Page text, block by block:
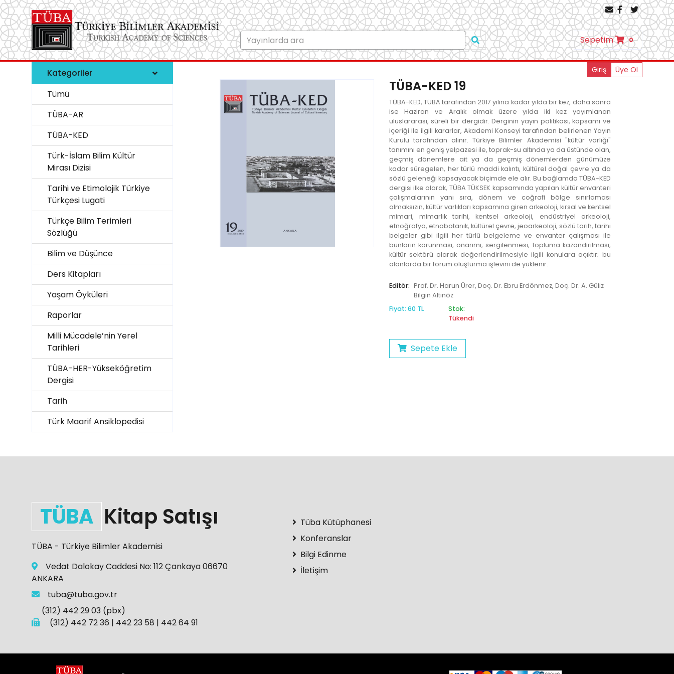
Sepetim 0
Kategoriler
Tümü
TÜBA-AR
TÜBA-KED
Türk-İslam Bilim Kültür
Mirası Dizisi
Tarihi ve Etimolojik Türkiye
Türkçesi Lugati
Türkçe Bilim Terimleri
Sözlüğü
Bilim ve Düşünce
Ders Kitapları
Yaşam Öyküleri
Raporlar
Milli Mücadele’nin Yerel
Tarihleri
TÜBA-HER-Yükseköğretim
Dergisi
Tarih
Türk Maarif Ansiklopedisi
Giriş Üye Ol
TÜBA-KED 19
TÜBA-KED, TÜBA tarafından 2017 yılına kadar yılda bir kez, daha sonra
ise Haziran ve Aralık olmak üzere yılda iki kez yayımlanan
uluslararası, süreli bir dergidir. Derginin yayın politikası, kapsamı ve
içeriği ile ilgili kararlar, Akademi Konseyi tarafından belirlenen Yayın
Kurulu tarafından alınır. Türkiye Bilimler Akademisi "kültür varlığı"
tanımını en geniş yelpazesi ile, toprak-su altında ya da üstünde olan,
geçmiş dönemlere ait ya da geçmiş dönemlerden günümüze
kadar süregelen, her türlü maddi kalıntı, kültürel doğal çevre ya da
sözlü geleneği kapsayacak biçimde ele alır. Bu bağlamda TÜBA-KED
dergisi ilke olarak, TÜBA TÜKSEK kapsamında yapılan kültür envanteri
çalışmalarının yanı sıra, dönem ve coğrafi bölge sınırlaması
olmaksızın, kültür varlıkları kapsamına giren arkeoloji, kırsal ve kentsel
mimari, mimarlık tarihi, kentsel arkeoloji, endüstriyel arkeoloji,
etnoğrafya, etnobotanik, kültürel çevre, jeoarkeoloji, sözlü tarih, tarihi
belgeler gibi ilgili her türlü belgeleme ve envanter çalışması ile
bunların korunması, onarımı, sergilenmesi, topluma kazandırılması,
kültür sektörü olarak değerlendirilmesiyle ilgili konulara açıktır; bu
alanlarda bir forum oluşturma işlevini de yüklenir.
Editör: Prof. Dr. Harun Ürer, Doç. Dr. Ebru Erdönmez, Doç. Dr. A. Güliz
Bilgin Altınöz
Fiyat: 60 TL
Stok:
Tükendi
Sepete Ekle
TÜBA Kitap Satışı
TÜBA - Türkiye Bilimler Akademisi
Vedat Dalokay Caddesi No: 112 Çankaya 06670
ANKARA
tuba@tuba.gov.tr
(312) 442 29 03 (pbx)
(312) 442 72 36 | 442 23 58 | 442 64 91
Tüba Kütüphanesi
Konferanslar
Bilgi Edinme
İletişim